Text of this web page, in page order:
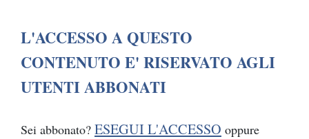
L'ACCESSO A QUESTO
CONTENUTO E' RISERVATO AGLI
UTENTI ABBONATI
Sei abbonato? ESEGUI L'ACCESSO oppure